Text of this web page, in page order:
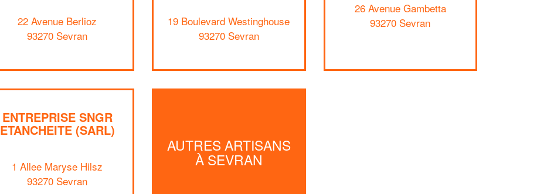
22 Avenue Berlioz
93270 Sevran
19 Boulevard Westinghouse
93270 Sevran
26 Avenue Gambetta
93270 Sevran
ENTREPRISE SNGR
ETANCHEITE (SARL)
1 Allee Maryse Hilsz
93270 Sevran
AUTRES ARTISANS
À SEVRAN